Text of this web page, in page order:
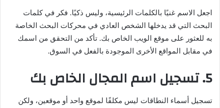
اجعل الاسم غنيًا بالكلمات الرئيسية، وليس ذكيًا. فكر في كلمات
البحث التي قد يدخلها الشخص العادي في محركات البحث الخاصة
به للعثور على موقع الويب الخاص بك. تأكد من التحقق من اسمك
في مقابل المواقع الأخرى الموجودة بالفعل في السوق.
5. تسجيل اسم المجال الخاص بك
تسجيل أسماء النطاقات ليس مكلفًا لموقع واحد أو موقعين، ولكن